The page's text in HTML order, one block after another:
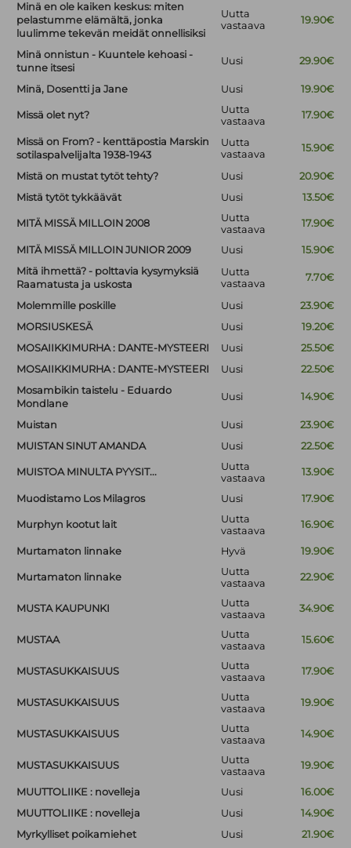
Minä en ole kaiken keskus: miten
pelastumme elämältä, jonka
luulimme tekevän meidät onnellisiksi
Uutta
vastaava
19.90€
Minä onnistun - Kuuntele kehoasi -
tunne itsesi
Uusi 29.90€
Minä, Dosentti ja Jane Uusi 19.90€
Missä olet nyt?
Uutta
vastaava
17.90€
Missä on From? - kenttäpostia Marskin
sotilaspalvelijalta 1938-1943
Uutta
vastaava
15.90€
Mistä on mustat tytöt tehty? Uusi
20.90€
Mistä tytöt tykkäävät
Uusi 13.50€
MITÄ MISSÄ MILLOIN 2008
Uutta
vastaava
17.90€
MITÄ MISSÄ MILLOIN JUNIOR 2009 Uusi
15.90€
Mitä ihmettä? - polttavia kysymyksiä
Raamatusta ja uskosta
Uutta
vastaava
7.70€
Molemmille poskille Uusi
23.90€
MORSIUSKESÄ
Uusi
19.20€
MOSAIIKKIMURHA : DANTE-MYSTEERI
Uusi
25.50€
MOSAIIKKIMURHA : DANTE-MYSTEERI
Uusi
22.50€
Mosambikin taistelu - Eduardo
Mondlane
Uusi 14.90€
Muistan Uusi
23.90€
MUISTAN SINUT AMANDA
Uusi 22.50€
MUISTOA MINULTA PYYSIT...
Uutta
vastaava
13.90€
Muodistamo Los Milagros Uusi 17.90€
Murphyn kootut lait
Uutta
vastaava
16.90€
Murtamaton linnake Hyvä 19.90€
Murtamaton linnake
Uutta
vastaava
22.90€
MUSTA KAUPUNKI
Uutta
vastaava
34.90€
MUSTAA
Uutta
vastaava
15.60€
MUSTASUKKAISUUS
Uutta
vastaava
17.90€
MUSTASUKKAISUUS
Uutta
vastaava
19.90€
MUSTASUKKAISUUS
Uutta
vastaava
14.90€
MUSTASUKKAISUUS
Uutta
vastaava
19.90€
MUUTTOLIIKE : novelleja Uusi
16.00€
MUUTTOLIIKE : novelleja
Uusi
14.90€
Myrkylliset poikamiehet
Uusi 21.90€